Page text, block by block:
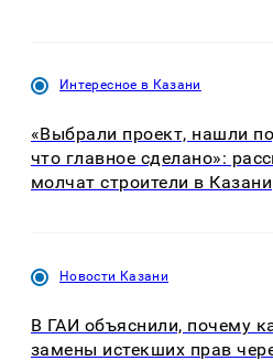
Интересное в Казани
«Выбрали проект, нашли
что главное сделано»:
молчат строители в Казани
Новости Казани
В ГАИ объяснили, почему
замены истекших прав